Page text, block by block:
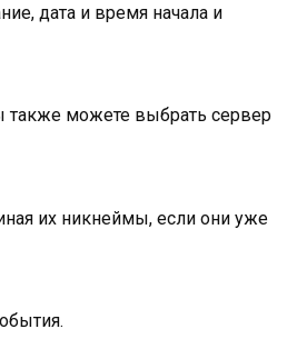
дата и время начала и
также можете выбрать сервер
их никнеймы, если они уже